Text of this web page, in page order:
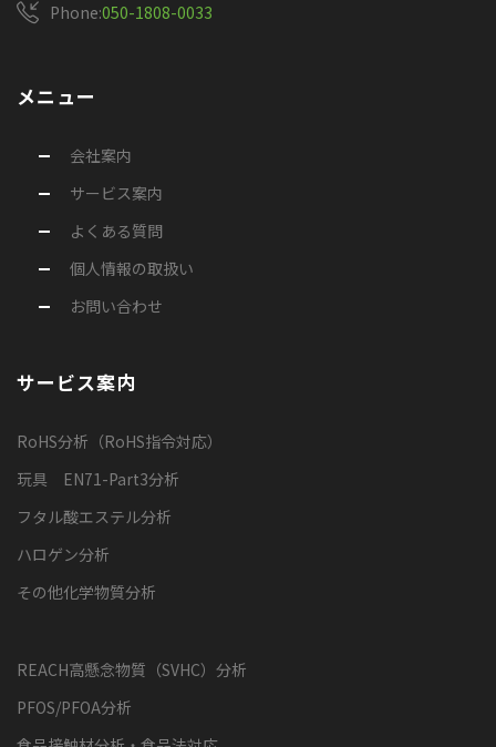
Phone:050-1808-0033
メニュー
会社案内
サービス案内
よくある質問
個人情報の取扱い
お問い合わせ
サービス案内
RoHS分析（RoHS指令対応）
玩具 EN71-Part3分析
フタル酸エステル分析
ハロゲン分析
その他化学物質分析
REACH高懸念物質（SVHC）分析
PFOS/PFOA分析